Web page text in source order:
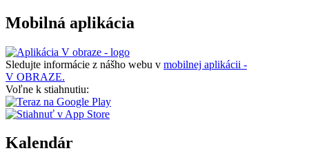
Mobilná aplikácia
Sledujte informácie z nášho webu v mobilnej aplikácii -
V OBRAZE.
Voľne k stiahnutiu:
Kalendár